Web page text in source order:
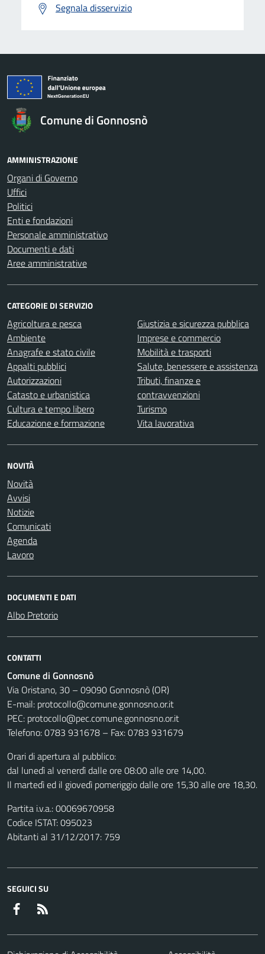
Segnala disservizio
Comune di Gonnosnò
AMMINISTRAZIONE
Organi di Governo
Uffici
Politici
Enti e fondazioni
Personale amministrativo
Documenti e dati
Aree amministrative
CATEGORIE DI SERVIZIO
Agricoltura e pesca
Ambiente
Anagrafe e stato civile
Appalti pubblici
Autorizzazioni
Catasto e urbanistica
Cultura e tempo libero
Educazione e formazione
Giustizia e sicurezza pubblica
Imprese e commercio
Mobilità e trasporti
Salute, benessere e assistenza
Tributi, finanze e
contravvenzioni
Turismo
Vita lavorativa
NOVITÀ
Novità
Avvisi
Notizie
Comunicati
Agenda
Lavoro
DOCUMENTI E DATI
Albo Pretorio
CONTATTI
Comune di Gonnosnò
Via Oristano, 30 – 09090 Gonnosnò (OR)
E-mail: protocollo@comune.gonnosno.or.it
PEC: protocollo@pec.comune.gonnosno.or.it
Telefono: 0783 931678 – Fax: 0783 931679
Orari di apertura al pubblico:
dal lunedì al venerdì dalle ore 08:00 alle ore 14,00.
Il martedì ed il giovedì pomeriggio dalle ore 15,30 alle ore 18,30.
Partita i.v.a.: 00069670958
Codice ISTAT: 095023
Abitanti al 31/12/2017: 759
SEGUICI SU
Facebook